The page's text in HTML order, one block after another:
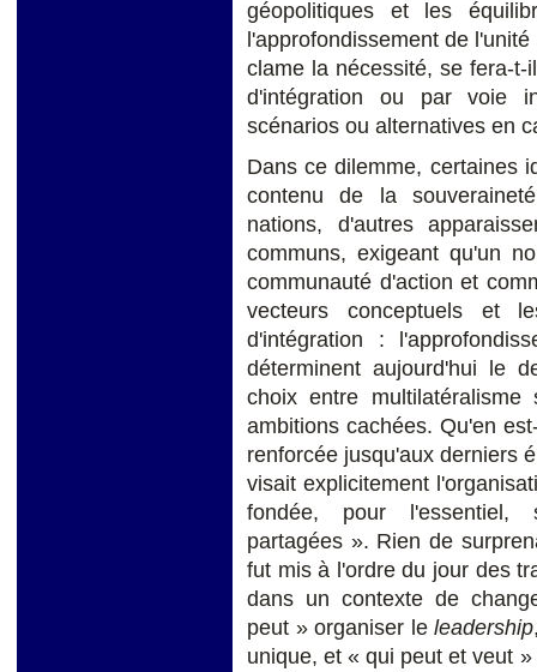
géopolitiques et les
l'approfondissement de
clame la nécessité, se fera-
d'intégration ou par voie
scénarios ou alternatives en
Dans ce dilemme, certaines
contenu de la
nations, d'autres
communs, exigeant qu'un
communauté d'action et
vecteurs conceptuels et
d'intégration :
déterminent aujourd'hui le
choix entre
ambitions cachées. Qu'en
renforcée jusqu'aux derniers
visait explicitement
fondée, pour l'essentiel,
partagées ». Rien de
fut mis à l'ordre du jour des
dans un contexte de
peut » organiser leleadership
unique, et « qui peut et veut